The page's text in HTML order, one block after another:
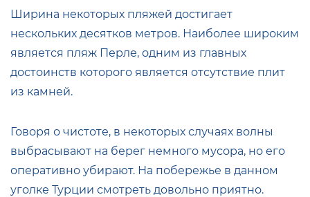
Ширина некоторых пляжей достигает
нескольких десятков метров. Наиболее широким
является пляж Перле, одним из главных
достоинств которого является отсутствие плит
из камней.
Говоря о чистоте, в некоторых случаях волны
выбрасывают на берег немного мусора, но его
оперативно убирают. На побережье в данном
уголке Турции смотреть довольно приятно.